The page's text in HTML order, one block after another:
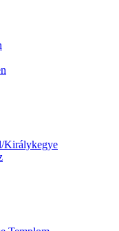
Királykegye